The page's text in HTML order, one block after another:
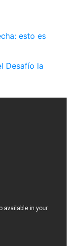
esto es
Desafío la